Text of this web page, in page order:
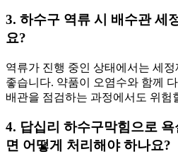
3. 하수구 역류 시 배수관 세
요?
역류가 진행 중인 상태에서는 세정
좋습니다. 약품이 오염수와 함께
배관을 점검하는 과정에서도 위험
4. 답십리 하수구막힘으로
면 어떻게 처리해야 하나요?